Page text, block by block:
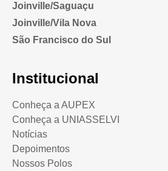
Joinville/Saguaçu
Joinville/Vila Nova
São Francisco do Sul
Institucional
Conheça a AUPEX
Conheça a UNIASSELVI
Notícias
Depoimentos
Nossos Polos